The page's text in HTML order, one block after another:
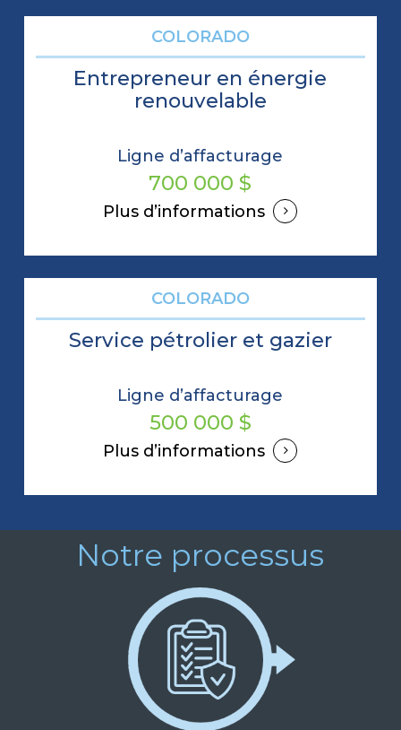
COLORADO
Entrepreneur en énergie
renouvelable
Ligne d’affacturage
700 000 $
Plus d’informations
COLORADO
Service pétrolier et gazier
Ligne d’affacturage
500 000 $
Plus d’informations
Notre processus